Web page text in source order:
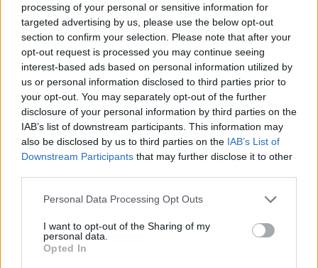
processing of your personal or sensitive information for
targeted advertising by us, please use the below opt-out
section to confirm your selection. Please note that after your
opt-out request is processed you may continue seeing
interest-based ads based on personal information utilized by
us or personal information disclosed to third parties prior to
your opt-out. You may separately opt-out of the further
disclosure of your personal information by third parties on the
IAB’s list of downstream participants. This information may
also be disclosed by us to third parties on the IAB’s List of
Downstream Participants that may further disclose it to other
Personal Data Processing Opt Outs
I want to opt-out of the Sharing of my
personal data.
Opted In
A francia kormány új összetételét hétfőn
jelentették be, miután Francois Bayrou
miniszterelnök közel tíz napig dolgozott a kabinet
összeállításán. Az új kormány tagjai között több
korábbi miniszter és magas rangú köztisztviselő
is helyet kapott. A miniszterelnök reményei
szerint az új kabinet képes lesz felügyelni a 2025-
ös költségvetés elfogadását és elkerülni az ország
válságának további mélyülését – írja a Reuters.
egészségügy előtt - De mégis mihez kezd ezzel a
magánegészségügyi szektor? Jubileumi konferenciánkon
kiderül.Információ és jelentkezésA pénzügyminiszteri